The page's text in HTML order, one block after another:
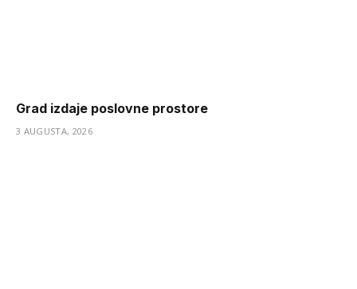
Grad izdaje poslovne prostore
3 AUGUSTA, 2026